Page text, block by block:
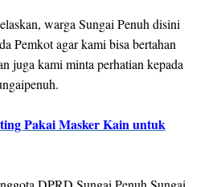
warga Sungai Penuh disini
Pemkot agar kami bisa bertahan
juga kami minta perhatian kepada
Pakai Masker Kain untuk